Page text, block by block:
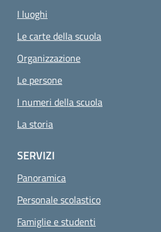
I luoghi
Le carte della scuola
Organizzazione
Le persone
I numeri della scuola
La storia
SERVIZI
Panoramica
Personale scolastico
Famiglie e studenti